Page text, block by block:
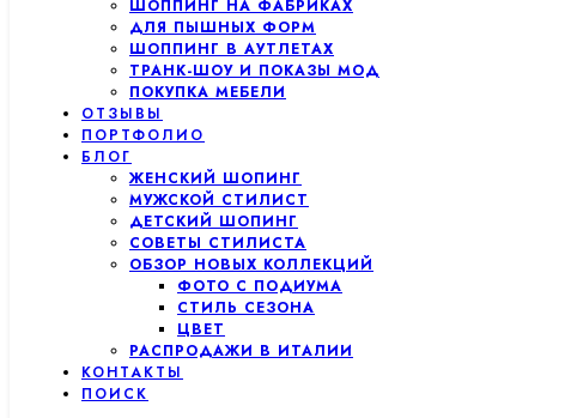
ШОППИНГ НА ФАБРИКАХ
ДЛЯ ПЫШНЫХ ФОРМ
ШОППИНГ В АУТЛЕТАХ
ТРАНК-ШОУ И ПОКАЗЫ МОД
ПОКУПКА МЕБЕЛИ
ОТЗЫВЫ
ПОРТФОЛИО
БЛОГ
ЖЕНСКИЙ ШОПИНГ
МУЖСКОЙ СТИЛИСТ
ДЕТСКИЙ ШОПИНГ
СОВЕТЫ СТИЛИСТА
ОБЗОР НОВЫХ КОЛЛЕКЦИЙ
ФОТО С ПОДИУМА
СТИЛЬ СЕЗОНА
ЦВЕТ
РАСПРОДАЖИ В ИТАЛИИ
КОНТАКТЫ
ПОИСК